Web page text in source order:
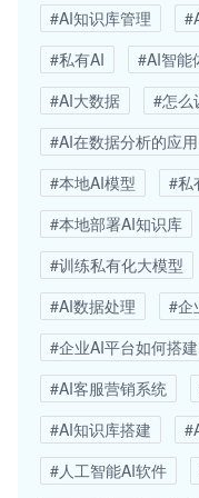
#AI知识库管理
#私有AI
#AI智能
#AI大数据
#怎么
#AI在数据分析的应用
#本地AI模型
#私
#本地部署AI知识库
#训练私有化大模型
#AI数据处理
#企
#企业AI平台如何搭建
#AI客服营销系统
#AI知识库搭建
#人工智能AI软件